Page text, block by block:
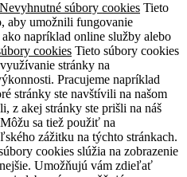
Nevyhnutné súbory cookies Tieto
aby umožnili fungovanie
napríklad online služby alebo
cookies Tieto súbory cookies
stránky na
Pracujeme napríklad
stránky ste navštívili na našom
z akej stránky ste prišli na náš
sa tiež použiť na
zážitku na týchto stránkach.
cookies slúžia na zobrazenie
Umožňujú vám zdieľať